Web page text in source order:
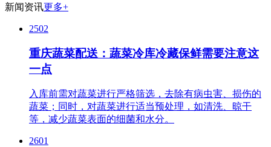
新闻资讯更多+
2502
重庆蔬菜配送：蔬菜冷库冷藏保鲜需要注意这
一点
入库前需对蔬菜进行严格筛选，去除有病虫害、损伤的
蔬菜；同时，对蔬菜进行适当预处理，如清洗、晾干
等，减少蔬菜表面的细菌和水分。
2601